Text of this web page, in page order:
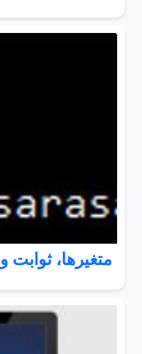
متغیرها، ثوابت